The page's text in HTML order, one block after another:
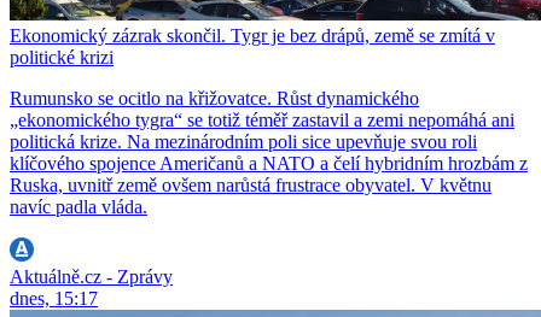
Ekonomický zázrak skončil. Tygr je bez drápů, země se zmítá v
politické krizi
Rumunsko se ocitlo na křižovatce. Růst dynamického
„ekonomického tygra“ se totiž téměř zastavil a zemi nepomáhá ani
politická krize. Na mezinárodním poli sice upevňuje svou roli
klíčového spojence Američanů a NATO a čelí hybridním hrozbám z
Ruska, uvnitř země ovšem narůstá frustrace obyvatel. V květnu
navíc padla vláda.
Aktuálně.cz - Zprávy
dnes, 15:17